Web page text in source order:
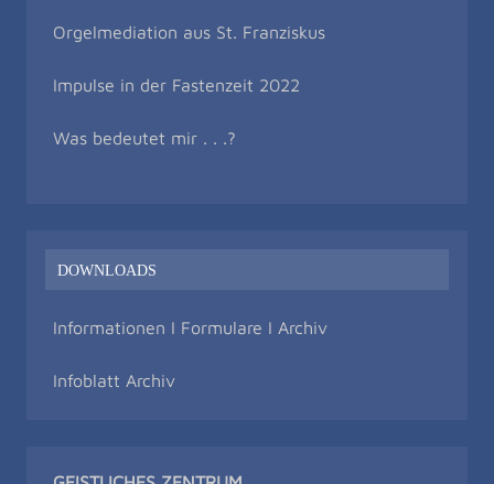
Orgelmediation aus St. Franziskus
Impulse in der Fastenzeit 2022
Was bedeutet mir . . .?
DOWNLOADS
Informationen I Formulare I Archiv
Infoblatt Archiv